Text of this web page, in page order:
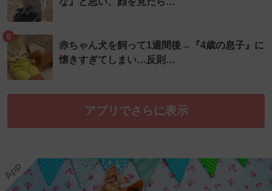
5
赤ちゃん犬を飼って1週間後→『4歳の息子』に
懐きすぎてしまい…反則…
アプリでさらに表示